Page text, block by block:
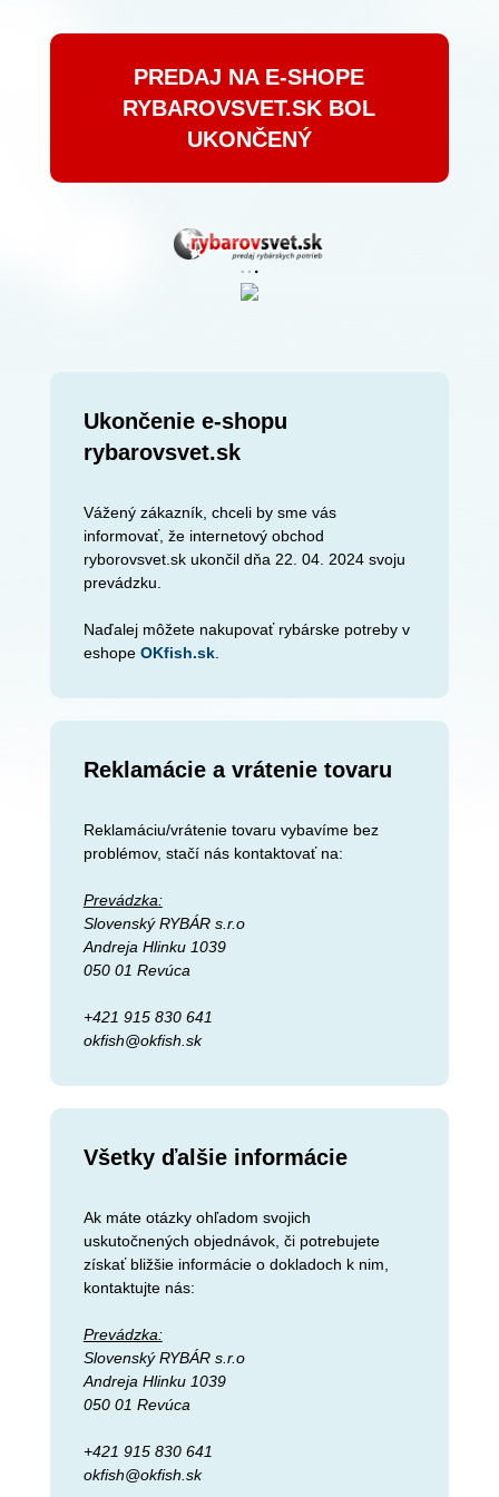
PREDAJ NA E-SHOPE
RYBAROVSVET.SK BOL
UKONČENÝ
Ukončenie e-shopu
rybarovsvet.sk
Vážený zákazník, chceli by sme vás
informovať, že internetový obchod
ryborovsvet.sk ukončil dňa 22. 04. 2024 svoju
prevádzku.
Naďalej môžete nakupovať rybárske potreby v
eshope OKfish.sk.
Reklamácie a vrátenie tovaru
Reklamáciu/vrátenie tovaru vybavíme bez
problémov, stačí nás kontaktovať na:
Prevádzka:
Slovenský RYBÁR s.r.o
Andreja Hlinku 1039
050 01 Revúca
+421 915 830 641
okfish@okfish.sk
Všetky ďalšie informácie
Ak máte otázky ohľadom svojich
uskutočnených objednávok, či potrebujete
získať bližšie informácie o dokladoch k nim,
kontaktujte nás:
Prevádzka:
Slovenský RYBÁR s.r.o
Andreja Hlinku 1039
050 01 Revúca
+421 915 830 641
okfish@okfish.sk